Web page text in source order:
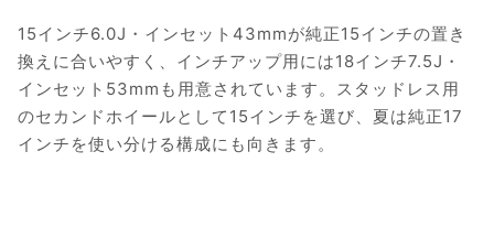
15インチ6.0J・インセット43mmが純正15インチの置き
換えに合いやすく、インチアップ用には18インチ7.5J・
インセット53mmも用意されています。スタッドレス用
のセカンドホイールとして15インチを選び、夏は純正17
インチを使い分ける構成にも向きます。